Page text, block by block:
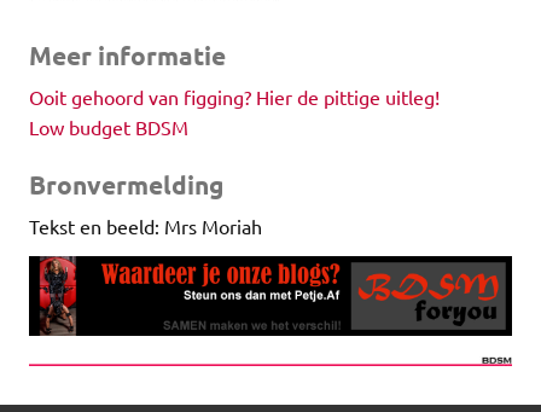
Meer informatie
Ooit gehoord van figging? Hier de pittige uitleg!
Low budget BDSM
Bronvermelding
Tekst en beeld: Mrs Moriah